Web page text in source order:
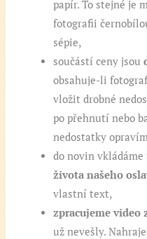
papír. To stejné je
fotografii
sépie,
součástí ceny jsou
obsahuje-li
vložit drobné
po přehnutí nebo
nedostatky
do novin
života našeho
vlastní text,
zpracujeme video
už nevešly.